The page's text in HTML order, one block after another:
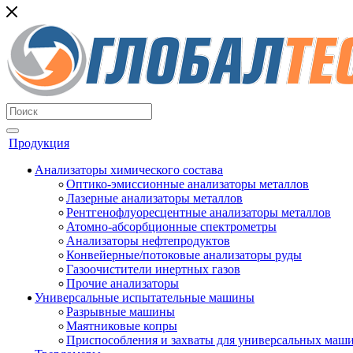
Продукция
Анализаторы химического состава
Оптико-эмиссионные анализаторы металлов
Лазерные анализаторы металлов
Рентгенофлуоресцентные анализаторы металлов
Атомно-абсорбционные спектрометры
Анализаторы нефтепродуктов
Конвейерные/потоковые анализаторы руды
Газоочистители инертных газов
Прочие анализаторы
Универсальные испытательные машины
Разрывные машины
Маятниковые копры
Приспособления и захваты для универсальных